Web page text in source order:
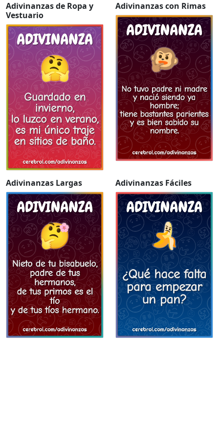
Adivinanzas de Ropa y
Vestuario
Adivinanzas con Rimas
Adivinanzas Largas Adivinanzas Fáciles